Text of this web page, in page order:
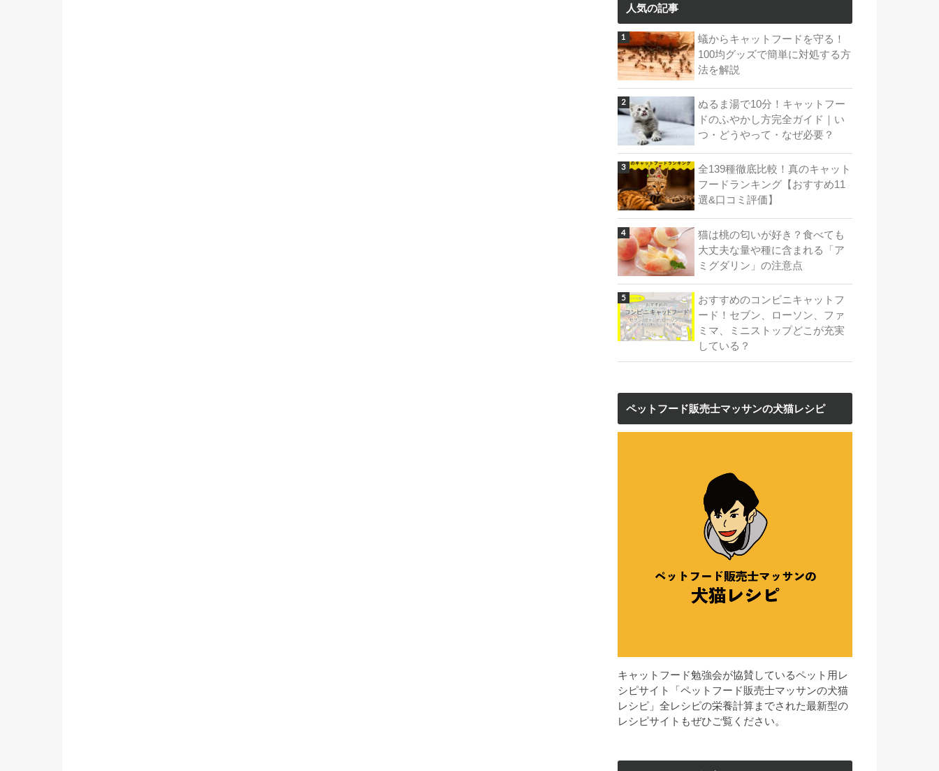
人気の記事
蟻からキャットフードを守る！
100均グッズで簡単に対処する方
法を解説
ぬるま湯で10分！キャットフー
ドのふやかし方完全ガイド｜い
つ・どうやって・なぜ必要？
全139種徹底比較！真のキャット
フードランキング【おすすめ11
選&口コミ評価】
猫は桃の匂いが好き？食べても
大丈夫な量や種に含まれる「ア
ミグダリン」の注意点
おすすめのコンビニキャットフ
ード！セブン、ローソン、ファ
ミマ、ミニストップどこが充実
している？
ペットフード販売士マッサンの犬猫レシピ
キャットフード勉強会が協賛しているペット用レ
シピサイト「ペットフード販売士マッサンの犬猫
レシピ」全レシピの栄養計算までされた最新型の
レシピサイトもぜひご覧ください。